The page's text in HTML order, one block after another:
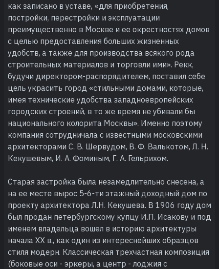
как записано в уставе, «для приобретения,
постройки, перестройки и эксплуатации
преимущественно в Москве и ее окрестностях домов
с целью предоставления больших жизненных
удобств, а также для производства всякого рода
строительных материалов и торговли ими». Рекк,
будучи директором-распорядителем, поставил себе
цель украсить город «стильными домами, которые,
имея технические удобства западноевропейских
городских строений, в то же время не убивали бы
национального колорита Москвы». Именно поэтому
компания сотрудничала с известными московскими
архитекторами С. В. Шервудом, В. Ф. Валькотом, Л. Н.
Кекушевым, И. А. Фоминым, Г. А. Гельрихом.
Старая застройка была незамедлительно снесена, а
на ее месте вырос 5-6-ти этажный доходный дом по
проекту архитектора Л.Н. Кекушева. В 1906 году дом
был продан петербургскому купцу И.П. Исакову и под
именем владельца вошел в историю архитектуры
начала ХХ в., как один из интереснейших образцов
стиля модерн. Классическая трехчастная композиция
(боковые оси - эркеры, а центр - лоджия с